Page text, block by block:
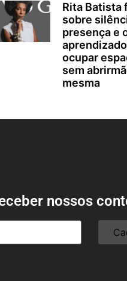
Rita Batista
sobre
presença e
ocupar
sem
mesma
nossos